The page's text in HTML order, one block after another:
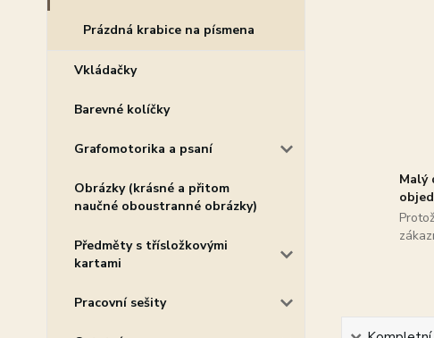
Prázdná krabice na písmena
Vkládačky
Barevné kolíčky
Grafomotorika a psaní
Obrázky (krásné a přitom
naučné oboustranné obrázky)
Předměty s třísložkovými
kartami
Pracovní sešity
Malý